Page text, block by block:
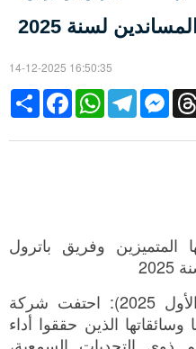
لسنة 2025
14-12-2025 16:50:35
Share
FacebookWhatsAppTelegramMessenger
المتميزين وفريق باترول
(عمّان، الأردن – 13 كانون الأول 2025): احتفت شركة
الذين حققوا أداء